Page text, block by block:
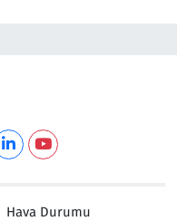
Hava Durumu